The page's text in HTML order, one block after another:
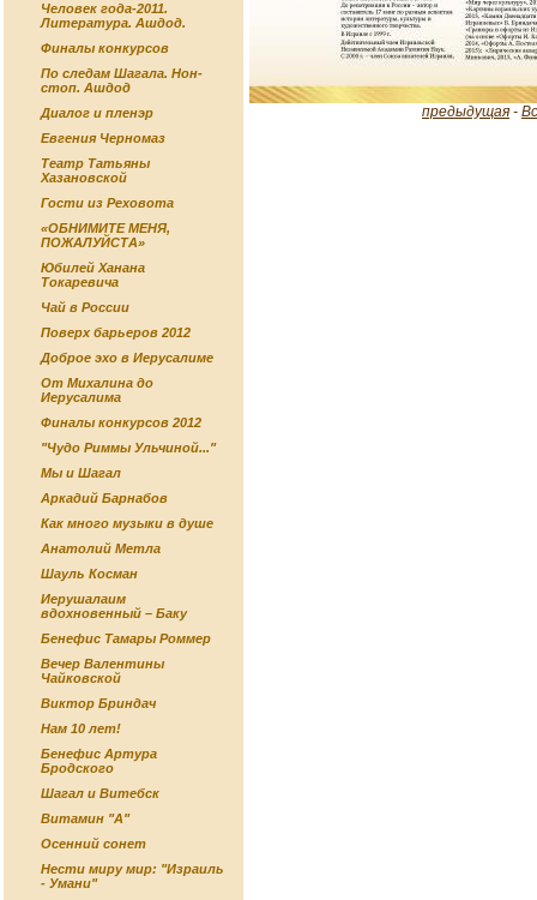
Человек года-2011.
Литература. Ашдод.
Финалы конкурсов
По следам Шагала. Нон-
стоп. Ашдод
Диалог и пленэр
Евгения Черномаз
Театр Татьяны
Хазановской
Гости из Реховота
«ОБНИМИТЕ МЕНЯ,
ПОЖАЛУЙСТА»
Юбилей Ханана
Токаревича
Чай в России
Поверх барьеров 2012
Доброе эхо в Иерусалиме
От Михалина до
Иерусалима
Финалы конкурсов 2012
"Чудо Риммы Ульчиной..."
Мы и Шагал
Аркадий Барнабов
Как много музыки в душе
Анатолий Метла
Шауль Косман
Иерушалаим
вдохновенный – Баку
Бенефис Тамары Роммер
Вечер Валентины
Чайковской
Виктор Бриндач
Нам 10 лет!
Бенефис Артура
Бродского
Шагал и Витебск
Витамин "А"
Осенний сонет
Нести миру мир: "Израиль
- Умани"
предыдущая -